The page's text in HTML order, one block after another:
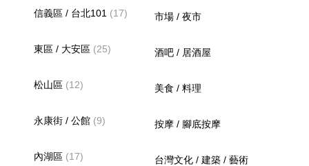
信義區 / 台北101 (17)
東區 / 大安區 (25)
松山區 (12)
永康街 / 公館 (9)
內湖區 (17)
市場 / 夜市
酒吧 / 居酒屋
美食 / 料理
按摩 / 腳底按摩
台灣文化 / 建築 / 藝術